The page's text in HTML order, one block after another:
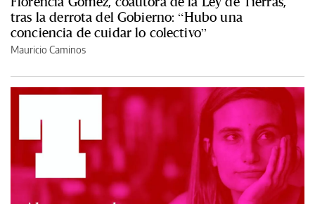
tras la derrota del Gobierno: “Hubo una
conciencia de cuidar lo colectivo”
Mauricio Caminos